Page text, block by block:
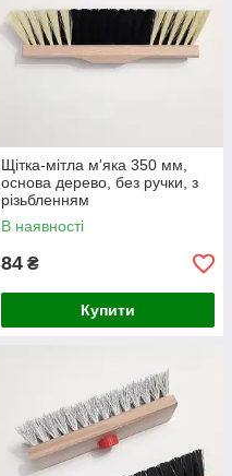
Щітка-мітла м'яка 350 мм,
основа дерево, без ручки, з
різьбленням
В наявності
84 ₴
Купити